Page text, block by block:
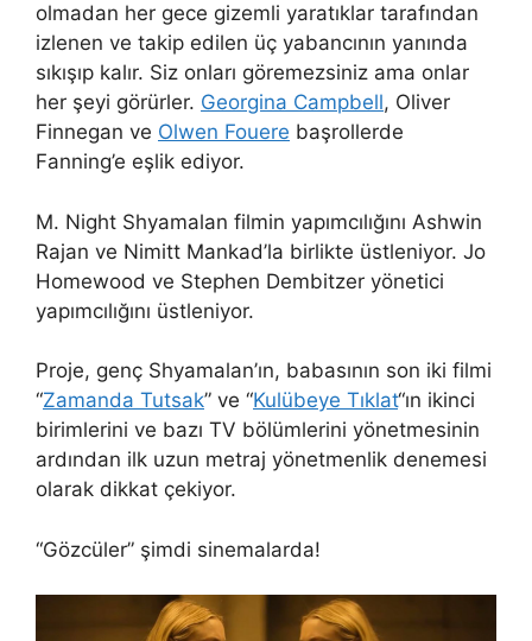
olmadan her gece gizemli yaratıklar tarafından
izlenen ve takip edilen üç yabancının yanında
sıkışıp kalır. Siz onları göremezsiniz ama onlar
her şeyi görürler. Georgina Campbell, Oliver
Finnegan ve Olwen Fouere başrollerde
Fanning’e eşlik ediyor.
M. Night Shyamalan filmin yapımcılığını Ashwin
Rajan ve Nimitt Mankad’la birlikte üstleniyor. Jo
Homewood ve Stephen Dembitzer yönetici
yapımcılığını üstleniyor.
Proje, genç Shyamalan’ın, babasının son iki filmi
“Zamanda Tutsak” ve “Kulübeye Tıklat“ın ikinci
birimlerini ve bazı TV bölümlerini yönetmesinin
ardından ilk uzun metraj yönetmenlik denemesi
olarak dikkat çekiyor.
“Gözcüler” şimdi sinemalarda!